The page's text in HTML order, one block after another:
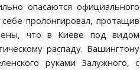
опасаются официального
пролонгировал, протащив
что в Киеве под видом
распаду. Вашингтону
руками Залужного, с